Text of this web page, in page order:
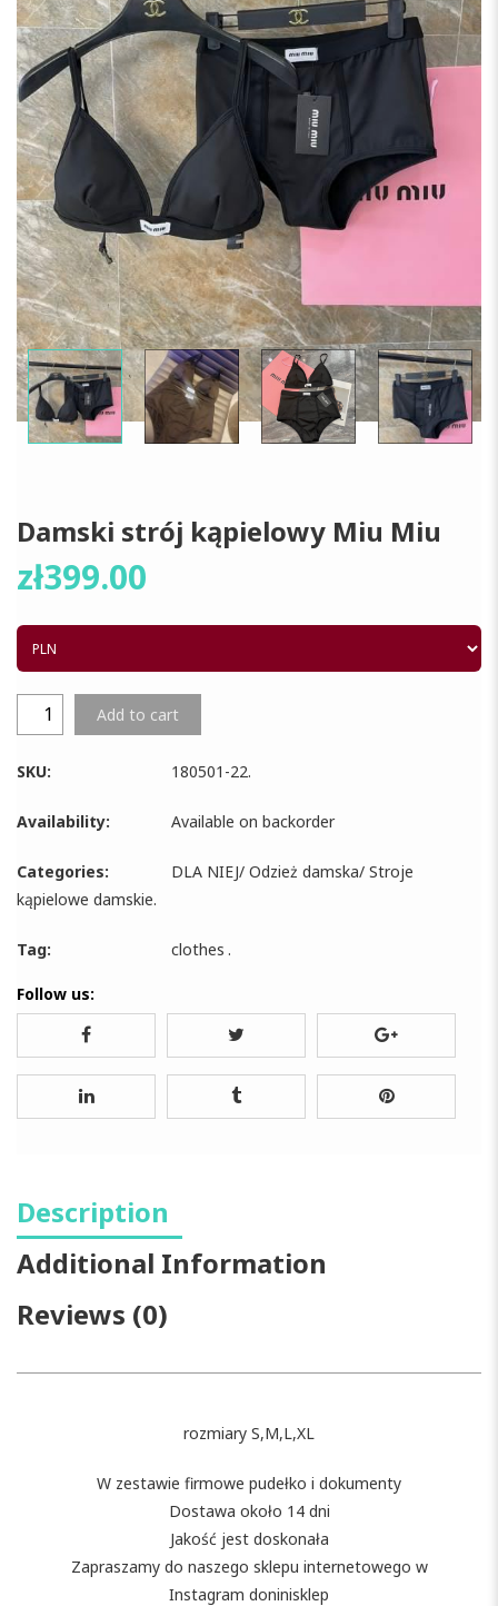
Damski strój kąpielowy Miu Miu
zł399.00
Add to cart
SKU: 180501-22.
Availability: Available on backorder
Categories: DLA NIEJ/ Odzież damska/ Stroje
kąpielowe damskie.
Tag: clothes .
Follow us:
Description
Additional Information
Reviews (0)
rozmiary S,M,L,XL
W zestawie firmowe pudełko i dokumenty
Dostawa około 14 dni
Jakość jest doskonała
Zapraszamy do naszego sklepu internetowego w
Instagram doninisklep